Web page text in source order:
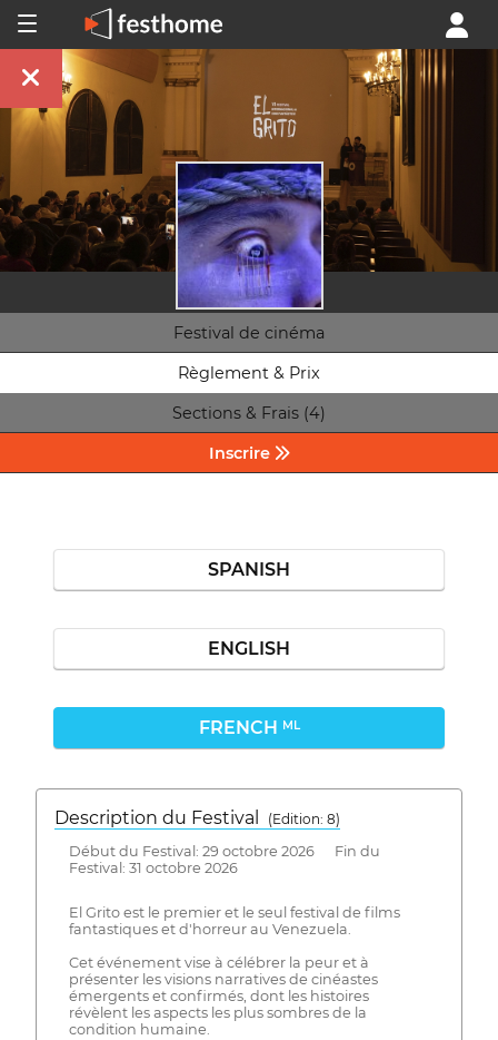
Festival de cinéma
Règlement & Prix
Sections & Frais (4)
Inscrire
SPANISH
ENGLISH
FRENCH ML
Description du Festival
( Edition: 8)
Début du Festival: 29 octobre 2026 Fin du
Festival: 31 octobre 2026
El Grito est le premier et le seul festival de films
fantastiques et d'horreur au Venezuela.
Cet événement vise à célébrer la peur et à
présenter les visions narratives de cinéastes
émergents et confirmés, dont les histoires
révèlent les aspects les plus sombres de la
condition humaine.